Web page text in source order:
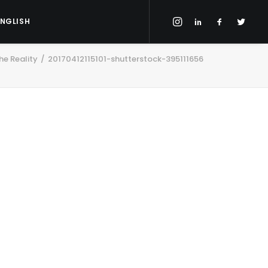
Reality 20170412115101-shutterstock-395111656